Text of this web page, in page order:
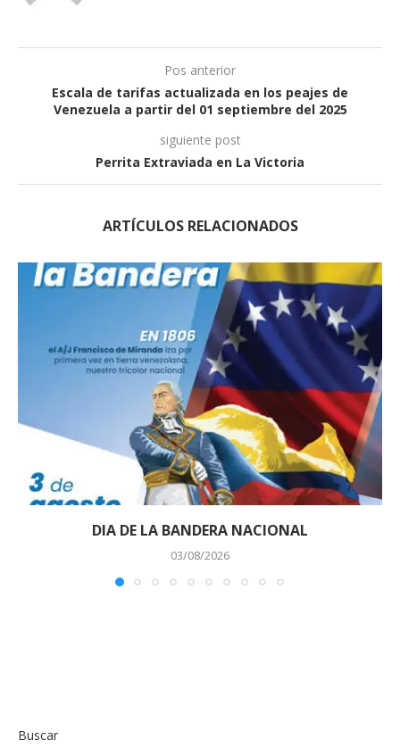
Pos anterior
Escala de tarifas actualizada en los peajes de
Venezuela a partir del 01 septiembre del 2025
siguiente post
Perrita Extraviada en La Victoria
ARTÍCULOS RELACIONADOS
DIA DE LA BANDERA NACIONAL
03/08/2026
Buscar